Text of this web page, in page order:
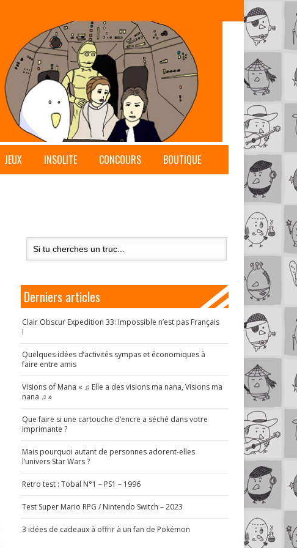
JEUX INSOLITE CONCOURS BOUTIQUE
Derniers articles
Clair Obscur Expedition 33: Impossible n’est pas Français
!
Quelques idées d’activités sympas et économiques à
faire entre amis
Visions of Mana « ♫ Elle a des visions ma nana, Visions ma
nana ♫ »
Que faire si une cartouche d’encre a séché dans votre
imprimante ?
Mais pourquoi autant de personnes adorent-elles
l’univers Star Wars ?
Retro test : Tobal N°1 – PS1 – 1996
Test Super Mario RPG / Nintendo Switch – 2023
3 idées de cadeaux à offrir à un fan de Pokémon